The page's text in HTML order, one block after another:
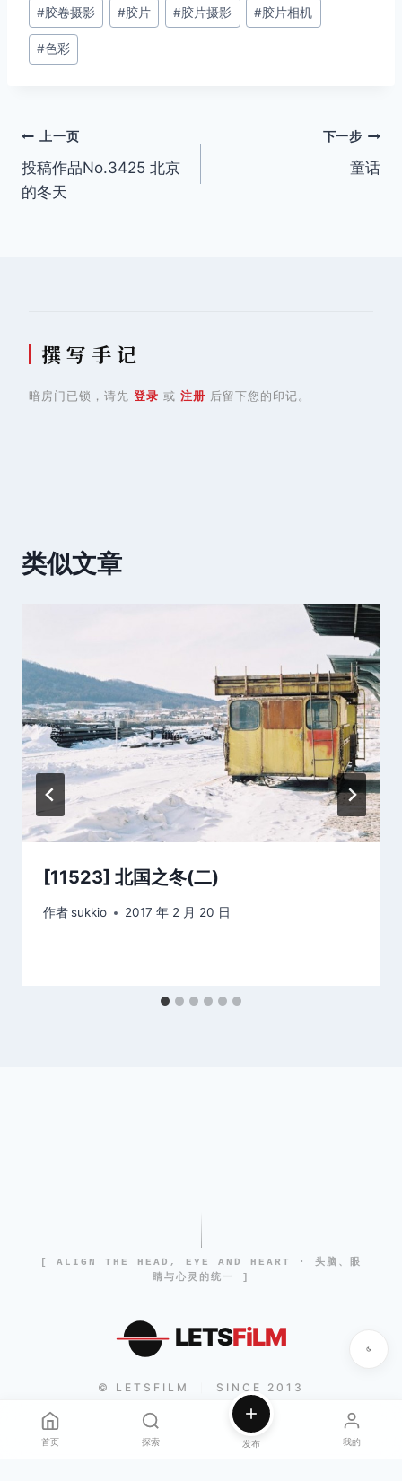
标
签：
#胶卷摄影 #胶片 #胶片摄影 #胶片相机
#色彩
文
章
上一页
投稿作品No.3425 北京
的冬天
下一步
童话
撰 写 手 记
暗房门已锁，请先 登录 或 注册 后留下您的印记。
类似文章
[11523] 北国之冬(二)
作者sukkio 2017 年 2 月 20 日
[ ALIGN THE HEAD, EYE AND HEART · 头脑、眼
睛与心灵的统一 ]
LETSFiLM
© LETSFILM SINCE 2013
首页 探索 发布 我的